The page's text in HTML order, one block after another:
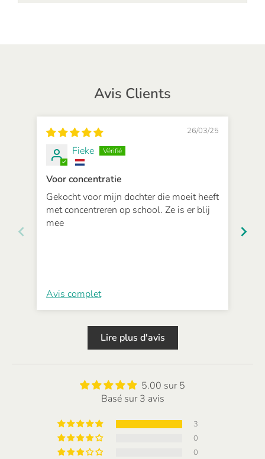
Avis Clients
26/03/25
Fieke
Voor concentratie
Gekocht voor mijn dochter die moeit heeft
met concentreren op school. Ze is er blij
mee
Avis complet
Lire plus d'avis
5.00 sur 5
Basé sur 3 avis
3
0
0